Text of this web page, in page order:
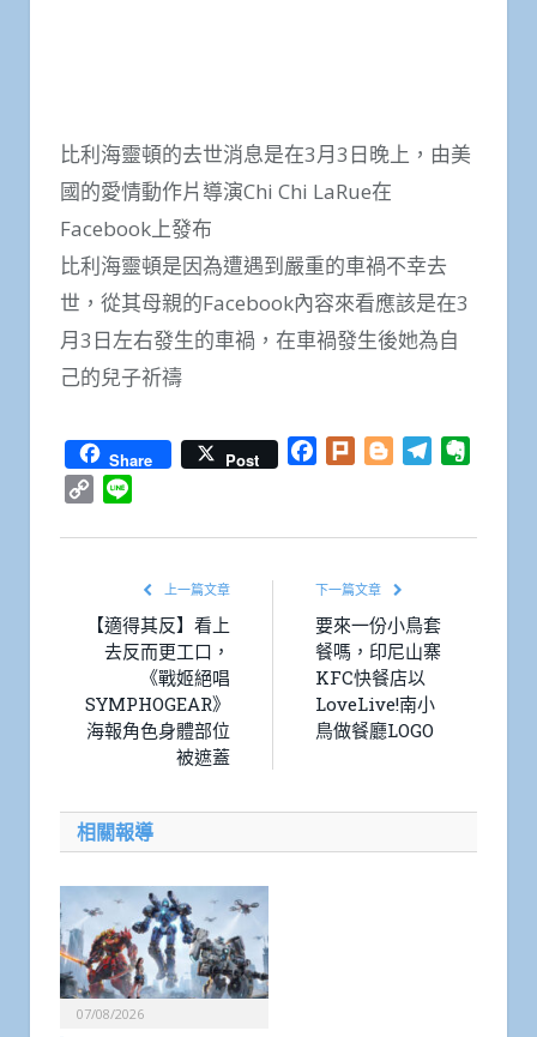
比利海靈頓的去世消息是在3月3日晚上，由美
國的愛情動作片導演Chi Chi LaRue在
Facebook上發布
比利海靈頓是因為遭遇到嚴重的車禍不幸去
世，從其母親的Facebook內容來看應該是在3
月3日左右發生的車禍，在車禍發生後她為自
己的兒子祈禱
Share Post Facebook
Plurk BloggerTelegram
Copy
上一篇文章
【適得其反】看上
去反而更工口，
《戰姬絕唱
SYMPHOGEAR》
海報角色身體部位
被遮蓋
下一篇文章
要來一份小鳥套
餐嗎，印尼山寨
KFC快餐店以
LoveLive!南小
鳥做餐廳LOGO
相關報導
07/08/2026